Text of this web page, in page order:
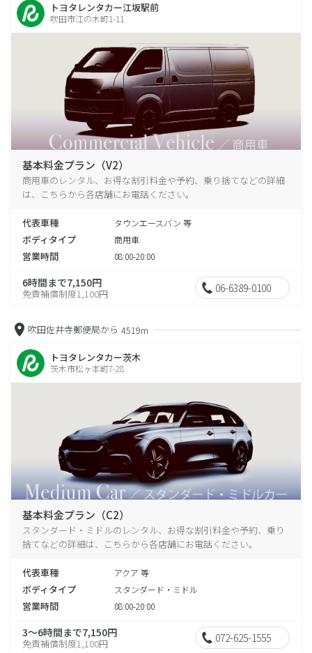
トヨタレンタカー江坂駅前
吹田市江の木町1-11
基本料金プラン（V2）
商用車のレンタル、お得な割引料金や予約、乗り捨てなどの詳細
は、こちらから各店舗にお電話ください。
代表車種 タウンエースバン 等
ボディタイプ 商用車
営業時間 08:00-20:00
6時間まで7,150円
免責補償制度1,100円 06-6389-0100
吹田佐井寺郵便局から 4519m
トヨタレンタカー茨木
茨木市松ヶ本町7-28
基本料金プラン（C2）
スタンダード・ミドルのレンタル、お得な割引料金や予約、乗り
捨てなどの詳細は、こちらから各店舗にお電話ください。
代表車種 アクア 等
ボディタイプ スタンダード・ミドル
営業時間 08:00-20:00
3～6時間まで7,150円
免責補償制度1,100円 072-625-1555